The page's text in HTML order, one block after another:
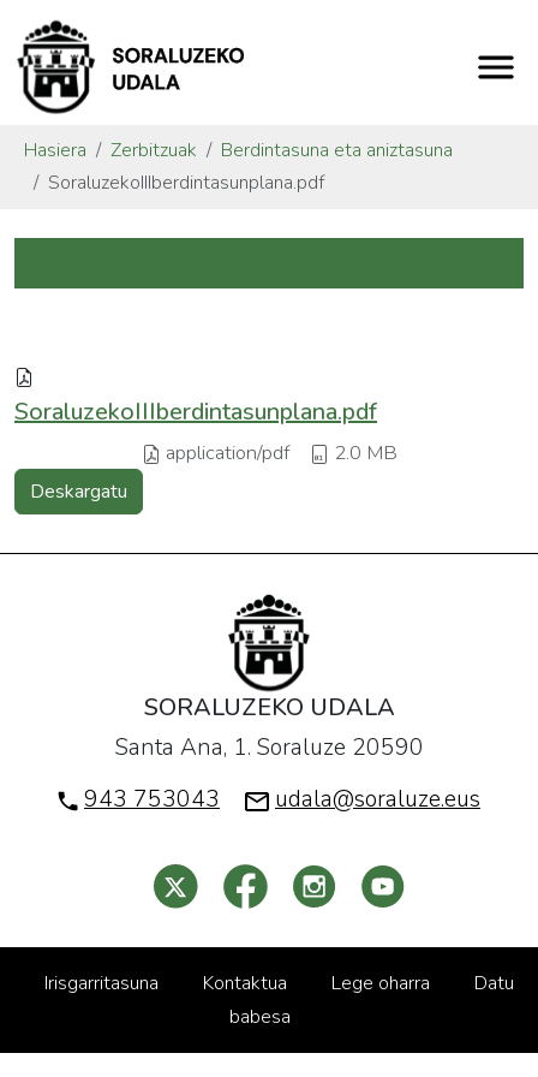
Hasiera Zerbitzuak
Berdintasuna eta aniztasuna
SoraluzekoIIIberdintasunplana.pdf
SoraluzekoIIIberdintasunplana.pdf
application/pdf 2.0 MB
Deskargatu
SORALUZEKO UDALA
Santa Ana, 1. Soraluze 20590
943 753043
udala@soraluze.eus
Irisgarritasuna Kontaktua Lege oharra
Datu
babesa